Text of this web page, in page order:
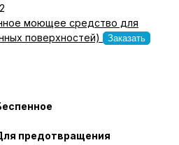
моющее средство для
поверхностей)
Заказать
предотвращения